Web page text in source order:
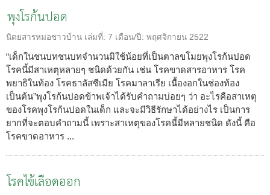
พุงโรก้นปอด
นิตยสารหมอชาวบ้าน เล่มที่: 7 เดือน/ปี: พฤศจิกายน 2522
“เด็กในชนบทชนบทจำนวนมิใช้น้อยที่เป็นตาลขโมยพุงโรก้นปอด
โรคนี้มีสาเหตุหลายๆ ชนิดด้วยกัน เช่น โรคขาดสารอาหาร โรค
พยาธิในท้อง โรคธาลัสซีเมีย โรคมาลาเรีย เนื้องอกในช่องท้อง
เป็นต้น”พุงโรก้นปอดข้าพเจ้าได้รับคำถามบ่อยๆ ว่า อะไรคือสาเหตุ
ของโรคพุงโรก้นปอดในเด็ก และจะมีวิธีรักษาได้อย่างไร เป็นการ
ยากที่จะตอบคำถามนี้ เพราะสาเหตุของโรคนี้มีหลายชนิด ดังนี้ คือ
โรคขาดอาหาร ...
โรคไข้เลือดออก